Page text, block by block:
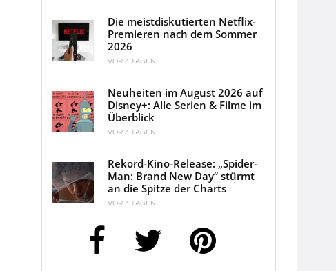
Die meistdiskutierten Netflix-
Premieren nach dem Sommer
2026
VOR 3 TAGEN
Neuheiten im August 2026 auf
Disney+: Alle Serien & Filme im
Überblick
VOR 3 TAGEN
Rekord-Kino-Release: „Spider-
Man: Brand New Day“ stürmt
an die Spitze der Charts
VOR 3 TAGEN